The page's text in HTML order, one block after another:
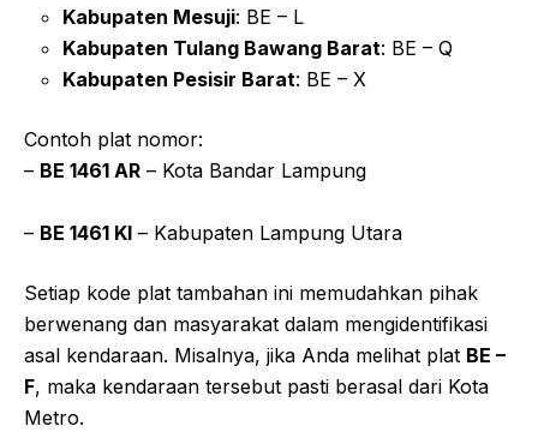
Kabupaten Mesuji: BE – L
Kabupaten Tulang Bawang Barat: BE – Q
Kabupaten Pesisir Barat: BE – X
Contoh plat nomor:
– BE 1461 AR – Kota Bandar Lampung
– BE 1461 KI – Kabupaten Lampung Utara
Setiap kode plat tambahan ini memudahkan pihak
berwenang dan masyarakat dalam mengidentifikasi
asal kendaraan. Misalnya, jika Anda melihat plat BE –
F, maka kendaraan tersebut pasti berasal dari Kota
Metro.